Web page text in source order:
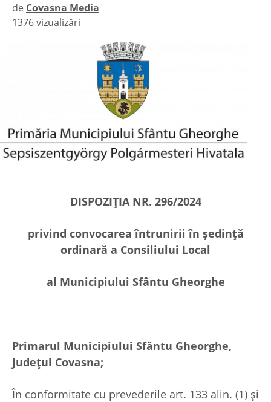
de Covasna Media
|
1376 vizualizări
DISPOZIŢIA NR. 296/2024
privind convocarea întrunirii în şedinţă
ordinară a Consiliului Local
al Municipiului Sfântu Gheorghe
Primarul Municipiului Sfântu Gheorghe,
Judeţul Covasna;
În conformitate cu prevederile art. 133 alin. (1) și